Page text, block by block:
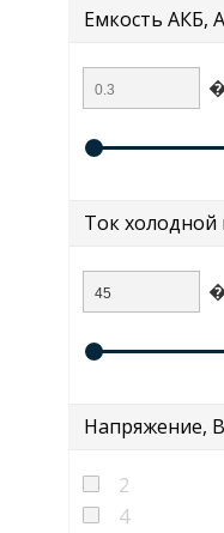
Емкость АКБ,
Ток холодной
Напряжение, В
2
4